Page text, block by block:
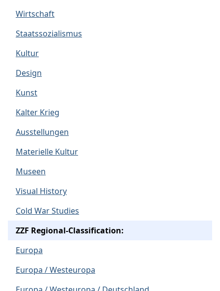
Wirtschaft
Staatssozialismus
Kultur
Design
Kunst
Kalter Krieg
Ausstellungen
Materielle Kultur
Museen
Visual History
Cold War Studies
ZZF Regional-Classification:
Europa
Europa / Westeuropa